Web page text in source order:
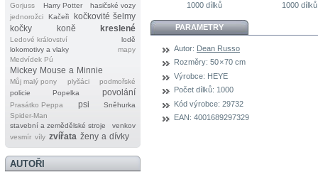
Gorjuss
Harry Potter
hasičské vozy
jednorožci
Kačeři
kočkovité šelmy
kočky
koně kreslené
Ledové království
lodě
lokomotivy a vlaky
mapy
Medvídek Pú
Mickey Mouse a Minnie
Můj malý pony plyšáci
podmořské
policie
Popelka povolání
Prasátko Peppa psi
Sněhurka
Spider‐Man
stavební a zemědělské stroje
venkov
vesmír víly zvířata ženy a dívky
AUTOŘI
1000 dílků 1000 dílků
PARAMETRY
Autor: Dean Russo
Rozměry: 50 × 70 cm
Výrobce: HEYE
Počet dílků: 1000
Kód výrobce: 29732
EAN: 4001689297329